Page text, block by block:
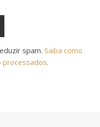
spam. Saiba como
processados.